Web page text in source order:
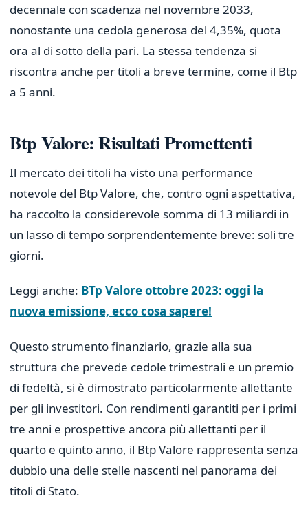
decennale con scadenza nel novembre 2033,
nonostante una cedola generosa del 4,35%, quota
ora al di sotto della pari. La stessa tendenza si
riscontra anche per titoli a breve termine, come il Btp
a 5 anni.
Btp Valore: Risultati Promettenti
Il mercato dei titoli ha visto una performance
notevole del Btp Valore, che, contro ogni aspettativa,
ha raccolto la considerevole somma di 13 miliardi in
un lasso di tempo sorprendentemente breve: soli tre
giorni.
Leggi anche: BTp Valore ottobre 2023: oggi la
nuova emissione, ecco cosa sapere!
Questo strumento finanziario, grazie alla sua
struttura che prevede cedole trimestrali e un premio
di fedeltà, si è dimostrato particolarmente allettante
per gli investitori. Con rendimenti garantiti per i primi
tre anni e prospettive ancora più allettanti per il
quarto e quinto anno, il Btp Valore rappresenta senza
dubbio una delle stelle nascenti nel panorama dei
titoli di Stato.